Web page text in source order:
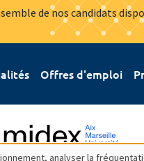
de nos candidats
Offres d'emploi
analyser la